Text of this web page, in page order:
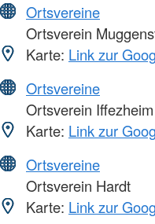
Ortsvereine
Ortsverein
Karte: Link zur
Ortsvereine
Ortsverein Iffezheim
Karte: Link zur
Ortsvereine
Ortsverein Hardt
Karte: Link zur